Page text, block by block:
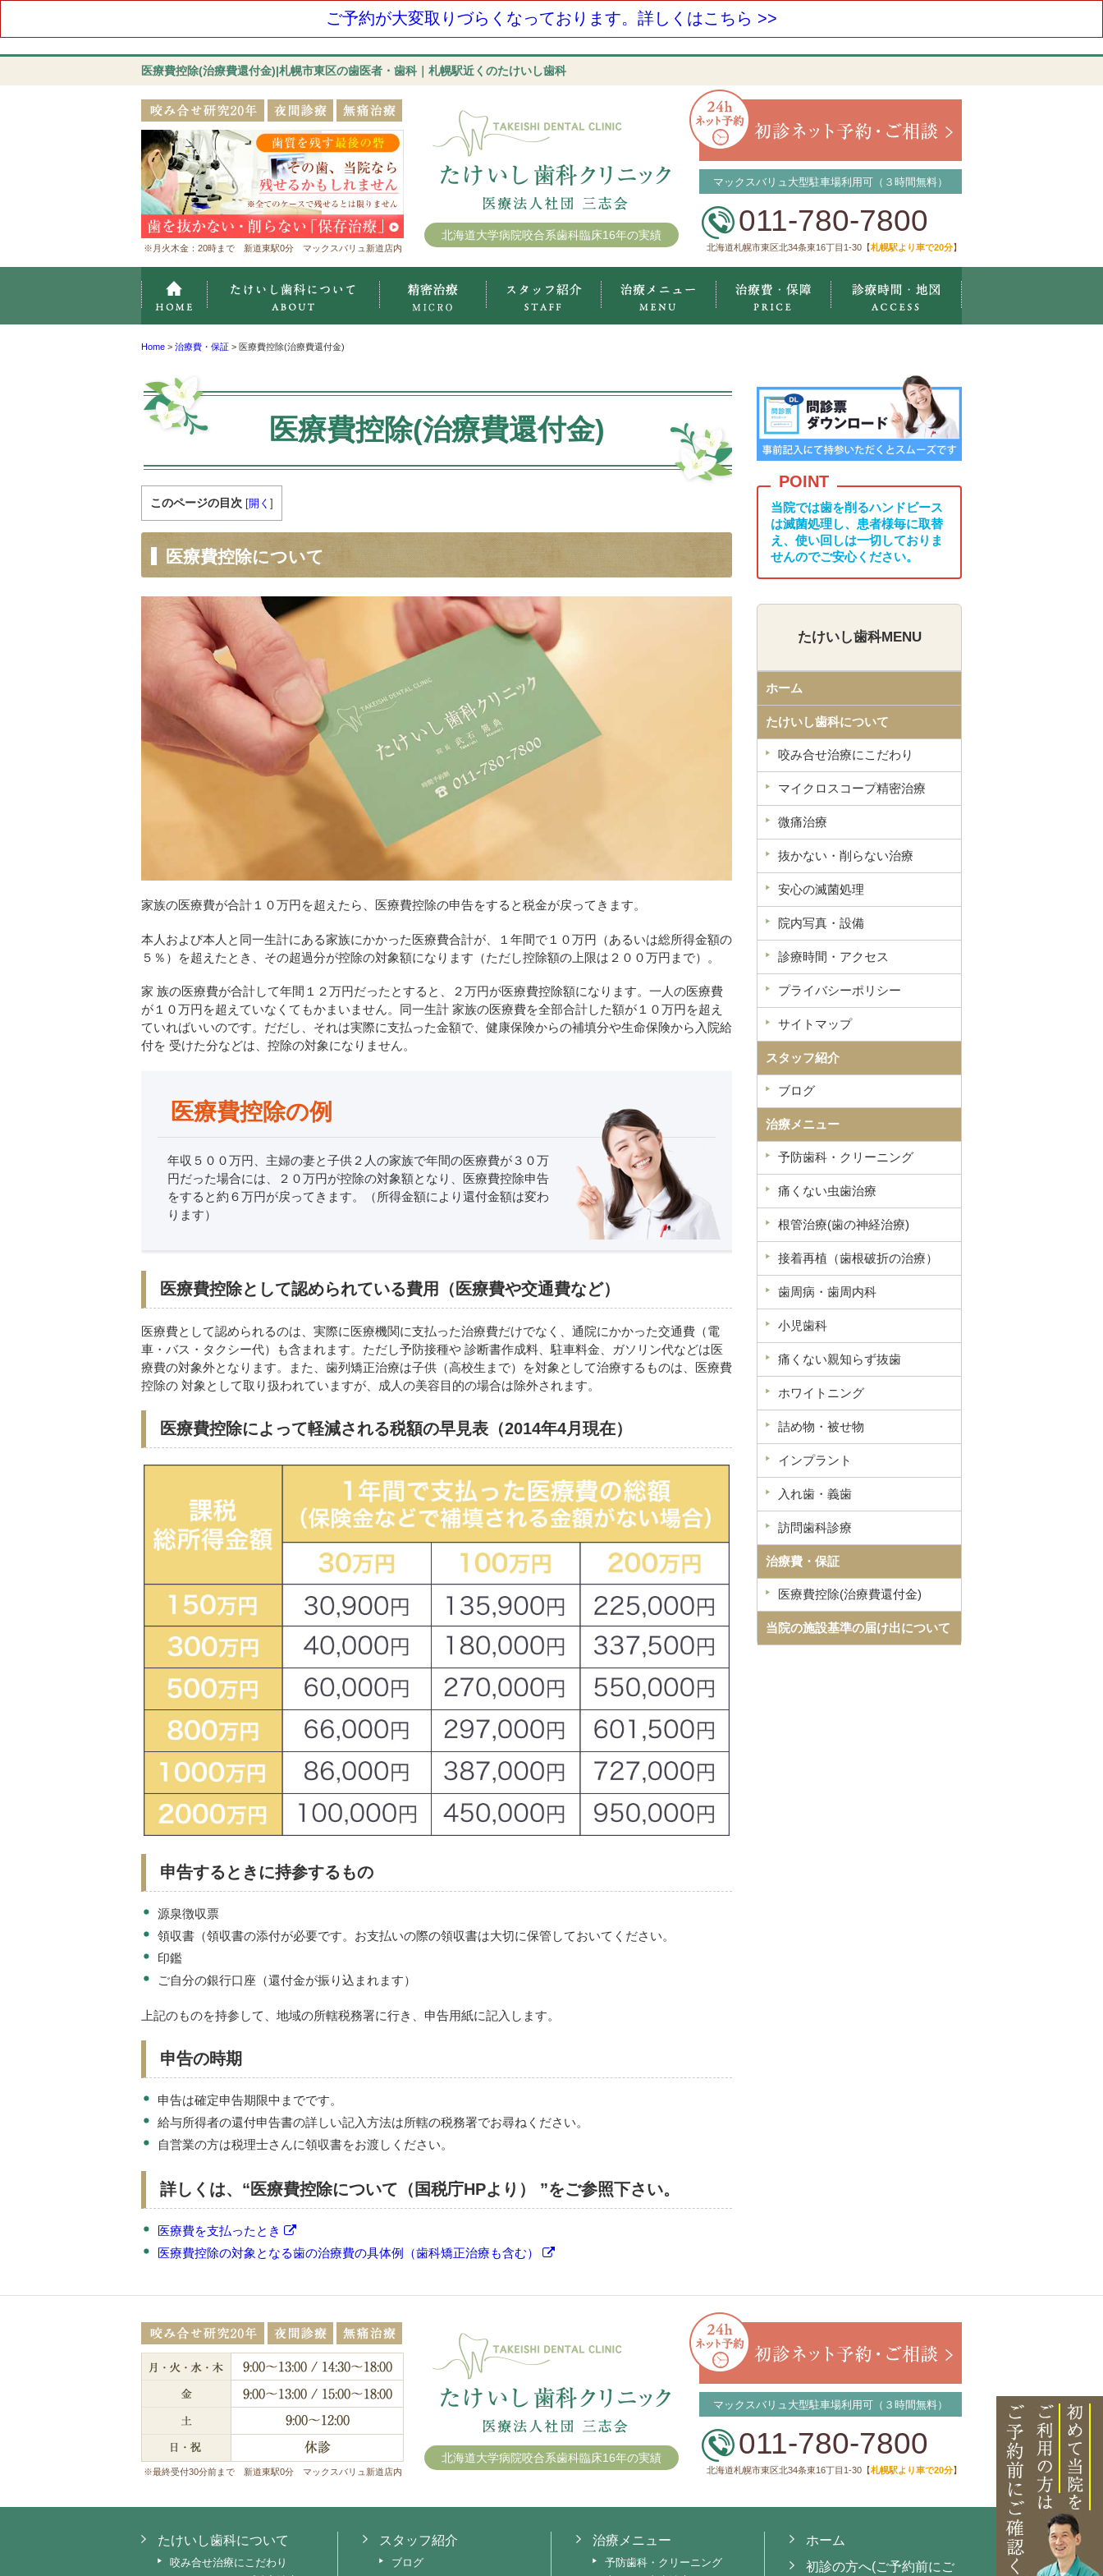
ご予約が大変取りづらくなっております。詳しくはこちら >>
医療費控除(治療費還付金)|札幌市東区の歯医者・歯科｜札幌駅近くのたけいし歯科
※月火木金：20時まで 新道東駅0分 マックスバリュ新道店内
北海道大学病院咬合系歯科臨床16年の実績
マックスバリュ大型駐車場利用可（３時間無料）
011-780-7800
北海道札幌市東区北34条東16丁目1-30【札幌駅より車で20分】
Home > 治療費・保証 > 医療費控除(治療費還付金)
医療費控除(治療費還付金)
このページの目次 [開く ]
医療費控除について
家族の医療費が合計１０万円を超えたら、医療費控除の申告をすると税金が戻ってきます。
本人および本人と同一生計にある家族にかかった医療費合計が、１年間で１０万円（あるいは総所得金額の
５％）を超えたとき、その超過分が控除の対象額になります（ただし控除額の上限は２００万円まで）。
家 族の医療費が合計して年間１２万円だったとすると、２万円が医療費控除額になります。一人の医療費
が１０万円を超えていなくてもかまいません。同一生計 家族の医療費を全部合計した額が１０万円を超え
ていればいいのです。だだし、それは実際に支払った金額で、健康保険からの補填分や生命保険から入院給
付を 受けた分などは、控除の対象になりません。
医療費控除の例
年収５００万円、主婦の妻と子供２人の家族で年間の医療費が３０万
円だった場合には、２０万円が控除の対象額となり、医療費控除申告
をすると約６万円が戻ってきます。（所得金額により還付金額は変わ
ります）
医療費控除として認められている費用（医療費や交通費など）
医療費として認められるのは、実際に医療機関に支払った治療費だけでなく、通院にかかった交通費（電
車・バス・タクシー代）も含まれます。ただし予防接種や 診断書作成料、駐車料金、ガソリン代などは医
療費の対象外となります。また、歯列矯正治療は子供（高校生まで）を対象として治療するものは、医療費
控除の 対象として取り扱われていますが、成人の美容目的の場合は除外されます。
医療費控除によって軽減される税額の早見表（2014年4月現在）
申告するときに持参するもの
源泉徴収票
領収書（領収書の添付が必要です。お支払いの際の領収書は大切に保管しておいてください。
印鑑
ご自分の銀行口座（還付金が振り込まれます）
上記のものを持参して、地域の所轄税務署に行き、申告用紙に記入します。
申告の時期
申告は確定申告期限中までです。
給与所得者の還付申告書の詳しい記入方法は所轄の税務署でお尋ねください。
自営業の方は税理士さんに領収書をお渡しください。
詳しくは、“医療費控除について（国税庁HPより） ”をご参照下さい。
医療費を支払ったとき
医療費控除の対象となる歯の治療費の具体例（歯科矯正治療も含む）
当院では歯を削るハンドピース
は滅菌処理し、患者様毎に取替
え、使い回しは一切しておりま
せんのでご安心ください。
たけいし歯科MENU
ホーム
たけいし歯科について
咬み合せ治療にこだわり
マイクロスコープ精密治療
微痛治療
抜かない・削らない治療
安心の滅菌処理
院内写真・設備
診療時間・アクセス
プライバシーポリシー
サイトマップ
スタッフ紹介
ブログ
治療メニュー
予防歯科・クリーニング
痛くない虫歯治療
根管治療(歯の神経治療)
接着再植（歯根破折の治療）
歯周病・歯周内科
小児歯科
痛くない親知らず抜歯
ホワイトニング
詰め物・被せ物
インプラント
入れ歯・義歯
訪問歯科診療
治療費・保証
医療費控除(治療費還付金)
当院の施設基準の届け出について
※最終受付30分前まで 新道東駅0分 マックスバリュ新道店内
北海道大学病院咬合系歯科臨床16年の実績
マックスバリュ大型駐車場利用可（３時間無料）
011-780-7800
北海道札幌市東区北34条東16丁目1-30【札幌駅より車で20分】
たけいし歯科について
咬み合せ治療にこだわり
スタッフ紹介
ブログ
治療メニュー
予防歯科・クリーニング
ホーム
初診の方へ(ご予約前にご